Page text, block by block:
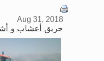
Aug 31, 2018
حريق أعشاب و